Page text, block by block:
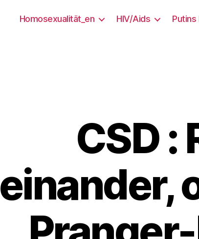
Homosexualität_en HIV/Aids Putins
CSD :
einander,